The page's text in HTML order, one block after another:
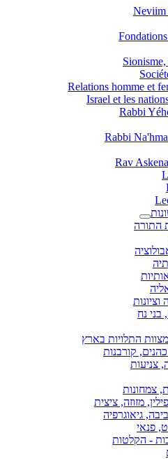
Neviim
Relations homme et
Israel et les
Rabbi
Rabbi
התורה
בני נח
התלויות בארץ
קורבנות
צניעות
צמחונות
מזוזה, ציצית
גיאוגרפיה
פנאי
- הקלטות